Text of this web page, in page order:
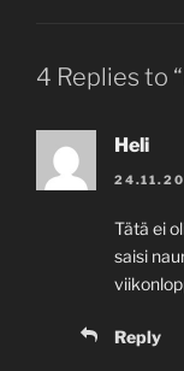
4 Replies to
Heli
Tätä ei
saisi
Reply